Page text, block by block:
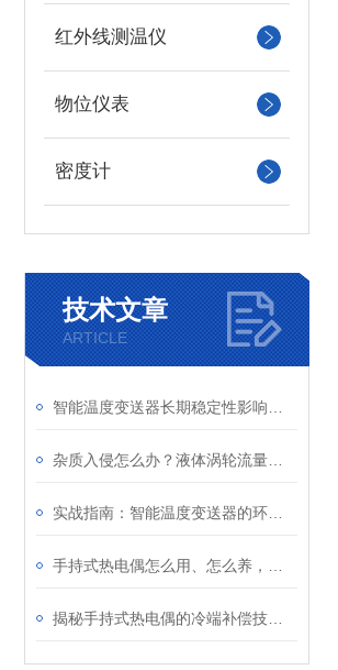
红外线测温仪
物位仪表
密度计
技术文章
ARTICLE